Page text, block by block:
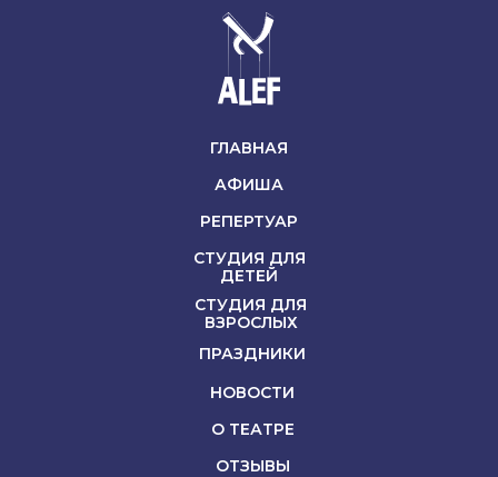
АФИША
РЕПЕРТУАР
СТУДИЯ ДЛЯ
ДЕТЕЙ
СТУДИЯ ДЛЯ
ВЗРОСЛЫХ
ПРАЗДНИКИ
ГЛАВНАЯ
О ТЕАТРЕ
НОВОСТИ
ОТЗЫВЫ